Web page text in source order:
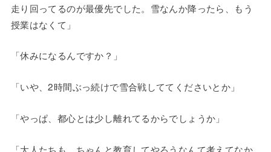
走り回ってるのが最優先でした。雪なんか降ったら、もう
授業はなくて」
「休みになるんですか？」
「いや、2時間ぶっ続けで雪合戦しててくださいとか」
「やっぱ、都心とは少し離れてるからでしょうか」
「大人たちも、ちゃんと教育してやろうなんて考えてなか